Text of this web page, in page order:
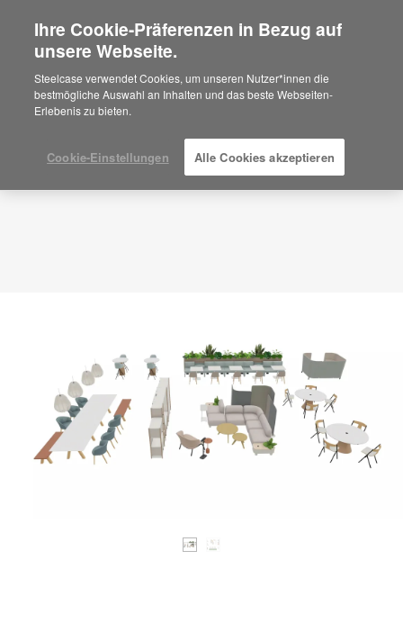
Are you in United States?
Would you like to see Products we sell in
your region?
Americas
Español
Planungsidee
ID: BV9UY7FU
Ihre Cookie-Präferenzen in Bezug auf
unsere Webseite.
Steelcase verwendet Cookies, um unseren Nutzer*innen die
bestmögliche Auswahl an Inhalten und das beste Webseiten-
Erlebenis zu bieten.
Cookie-Einstellungen Alle Cookies akzeptieren